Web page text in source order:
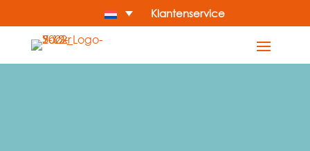
Klantenservice